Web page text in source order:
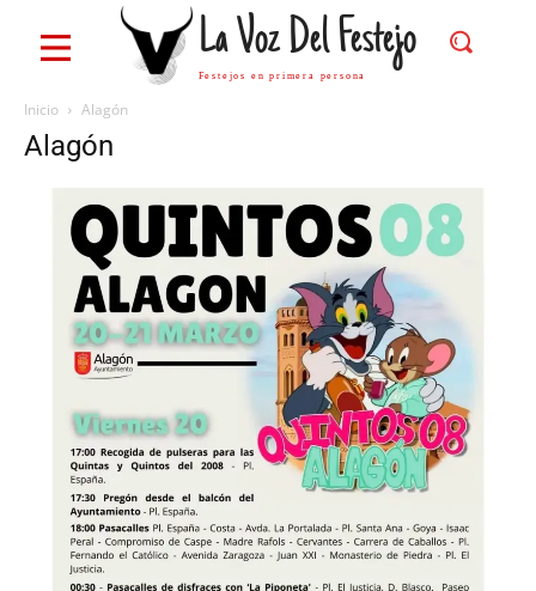
La Voz Del Festejo
Festejos en primera persona
Inicio Alagón
Alagón